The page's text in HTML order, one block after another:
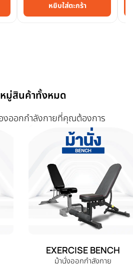
หยิบใส่ตะกร้า
มู่สินค้าทั้งหมด
งออกกำลังกายที่คุณต้องการ
EXERCISE BENCH
ม้านั่งออกกำลังกาย